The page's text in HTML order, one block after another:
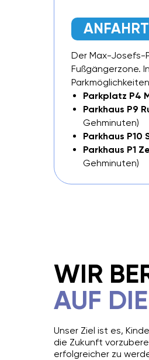
Der Max-Josefs-
Fußgängerzone.
Parkplatz P4
Parkhaus P9
Gehminuten)
Parkhaus
Parkhaus P1
Gehminuten)
Unser Ziel ist es,
die Zukunft
erfolgreicher zu
WIR
AUF